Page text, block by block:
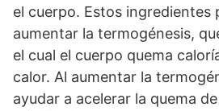
el cuerpo. Estos ingredientes
aumentar la termogénesis,
el cual el cuerpo quema
calor. Al aumentar la
ayudar a acelerar la quema